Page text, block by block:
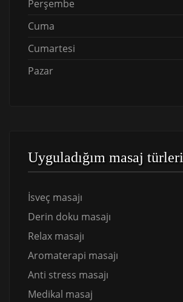
Perşembe
Cuma
Cumartesi
Pazar
Uyguladığım masaj türleri
İsveç masajı
Derin doku masajı
Relax masajı
Aromaterapi masajı
Anti stress masajı
Medikal masaj